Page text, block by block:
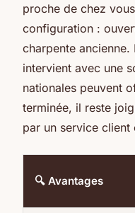
proche de chez
configuration :
charpente
intervient avec une
nationales peuvent
terminée, il reste
par un service client
🔍 Avantages